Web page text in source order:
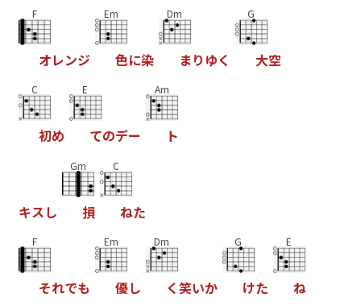
F
オレンジ
Em
色に染
Dm
まり ゆく
G
大空
C
初め
E
てのデー
Am
ト
キスし
Gm
損
C
ねた
F
それでも
Em
優し
Dm
く笑いか
G
けた
E
ね